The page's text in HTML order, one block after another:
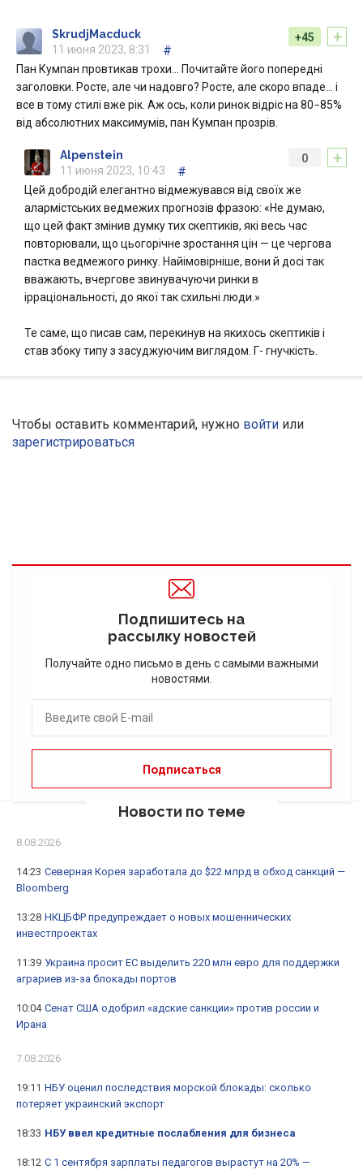
+
+45
SkrudjMacduck
11 июня 2023, 8:31
#
Пан Кумпан провтикав трохи… Почитайте його попередні
заголовки. Росте, але чи надовго? Росте, але скоро впаде… і
все в тому стилі вже рік. Аж ось, коли ринок відріс на 80−85%
від абсолютних максимумів, пан Кумпан прозрів.
+
0
Alpenstein
11 июня 2023, 10:43
#
Цей добродій елегантно відмежувався від своїх же
алармістських ведмежих прогнозів фразою: «Не думаю,
що цей факт змінив думку тих скептиків, які весь час
повторювали, що цьогорічне зростання цін — це чергова
пастка ведмежого ринку. Найімовірніше, вони й досі так
вважають, вчергове звинувачуючи ринки в
ірраціональності, до якої так схильні люди.»
Те саме, що писав сам, перекинув на якихось скептиків і
став збоку типу з засуджуючим виглядом. Г- гнучкість.
Чтобы оставить комментарий, нужно войти или
зарегистрироваться
Подпишитесь на
рассылку новостей
Получайте одно письмо в день с самыми важными
новостями.
Новости по теме
8.08.2026
14:23 Северная Корея заработала до $22 млрд в обход санкций —
Bloomberg
13:28 НКЦБФР предупреждает о новых мошеннических
инвестпроектах
11:39 Украина просит ЕС выделить 220 млн евро для поддержки
аграриев из-за блокады портов
10:04 Сенат США одобрил «адские санкции» против россии и
Ирана
7.08.2026
19:11 НБУ оценил последствия морской блокады: сколько
потеряет украинский экспорт
18:33 НБУ ввел кредитные послабления для бизнеса
18:12 С 1 сентября зарплаты педагогов вырастут на 20% —